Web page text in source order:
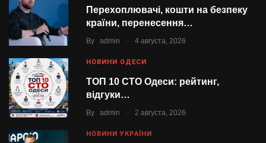
Перехоплювачі, кошти на безпеку
країни, перенесення…
By admin . 4 августа, 2026
НОВИНИ ОДЕСИ
ТОП 10 СТО Одеси: рейтинг,
відгуки…
By admin . 2 августа, 2026
НОВИНИ УКРАЇНИ